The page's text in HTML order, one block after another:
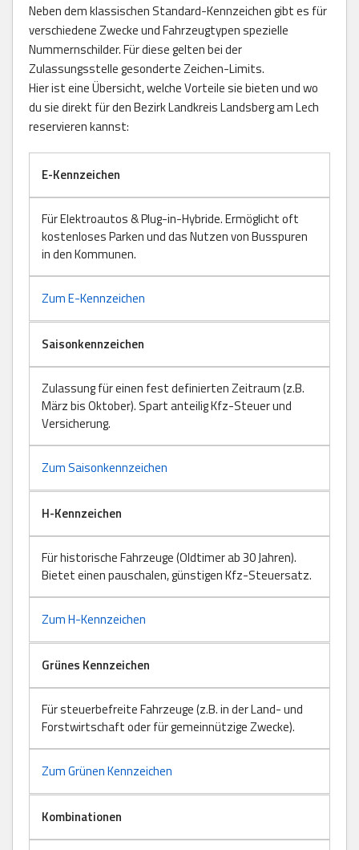
Neben dem klassischen Standard-Kennzeichen gibt es für
verschiedene Zwecke und Fahrzeugtypen spezielle
Nummernschilder. Für diese gelten bei der
Zulassungsstelle gesonderte Zeichen-Limits.
Hier ist eine Übersicht, welche Vorteile sie bieten und wo
du sie direkt für den Bezirk Landkreis Landsberg am Lech
reservieren kannst:
E-Kennzeichen
Für Elektroautos & Plug-in-Hybride. Ermöglicht oft
kostenloses Parken und das Nutzen von Busspuren
in den Kommunen.
Zum E-Kennzeichen
Saisonkennzeichen
Zulassung für einen fest definierten Zeitraum (z.B.
März bis Oktober). Spart anteilig Kfz-Steuer und
Versicherung.
Zum Saisonkennzeichen
H-Kennzeichen
Für historische Fahrzeuge (Oldtimer ab 30 Jahren).
Bietet einen pauschalen, günstigen Kfz-Steuersatz.
Zum H-Kennzeichen
Grünes Kennzeichen
Für steuerbefreite Fahrzeuge (z.B. in der Land- und
Forstwirtschaft oder für gemeinnützige Zwecke).
Zum Grünen Kennzeichen
Kombinationen